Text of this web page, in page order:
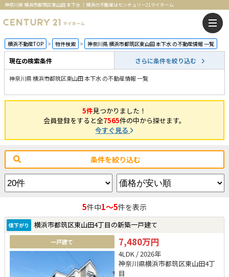
神奈川県 横浜市都筑区東山田 本下水 ｜横浜の不動産はセンチュリー21マイホーム
横浜不動産TOP 物件検索 神奈川県 横浜市都筑区東山田 本下水 の不動産情報 一覧
現在の検索条件 さらに条件を絞り込む
神奈川県 横浜市都筑区東山田 本下水 の不動産情報 一覧
5件見つかりました！
会員登録をすると全7565件の中から探せます。
今すぐ見る
条件を絞り込む
5件中1～5件を表示
値下がり 横浜市都筑区東山田4丁目の新築一戸建て
一戸建て 7,480万円
4LDK / 2026年
神奈川県横浜市都筑区東山田4丁
目